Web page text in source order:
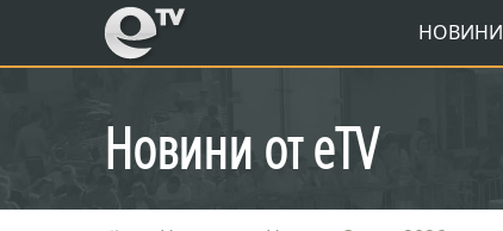
eTV НОВИНИ
Новини от eTV